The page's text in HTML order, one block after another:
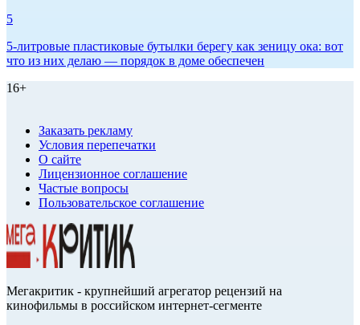
5
5-литровые пластиковые бутылки берегу как зеницу ока: вот
что из них делаю — порядок в доме обеспечен
16+
Заказать рекламу
Условия перепечатки
О сайте
Лицензионное соглашение
Частые вопросы
Пользовательское соглашение
Мегакритик - крупнейший агрегатор рецензий на
кинофильмы в российском интернет-сегменте